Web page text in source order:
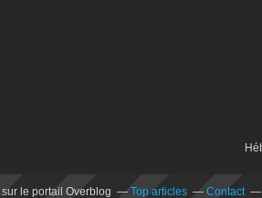
sur le portail Overblog Top articles Contact